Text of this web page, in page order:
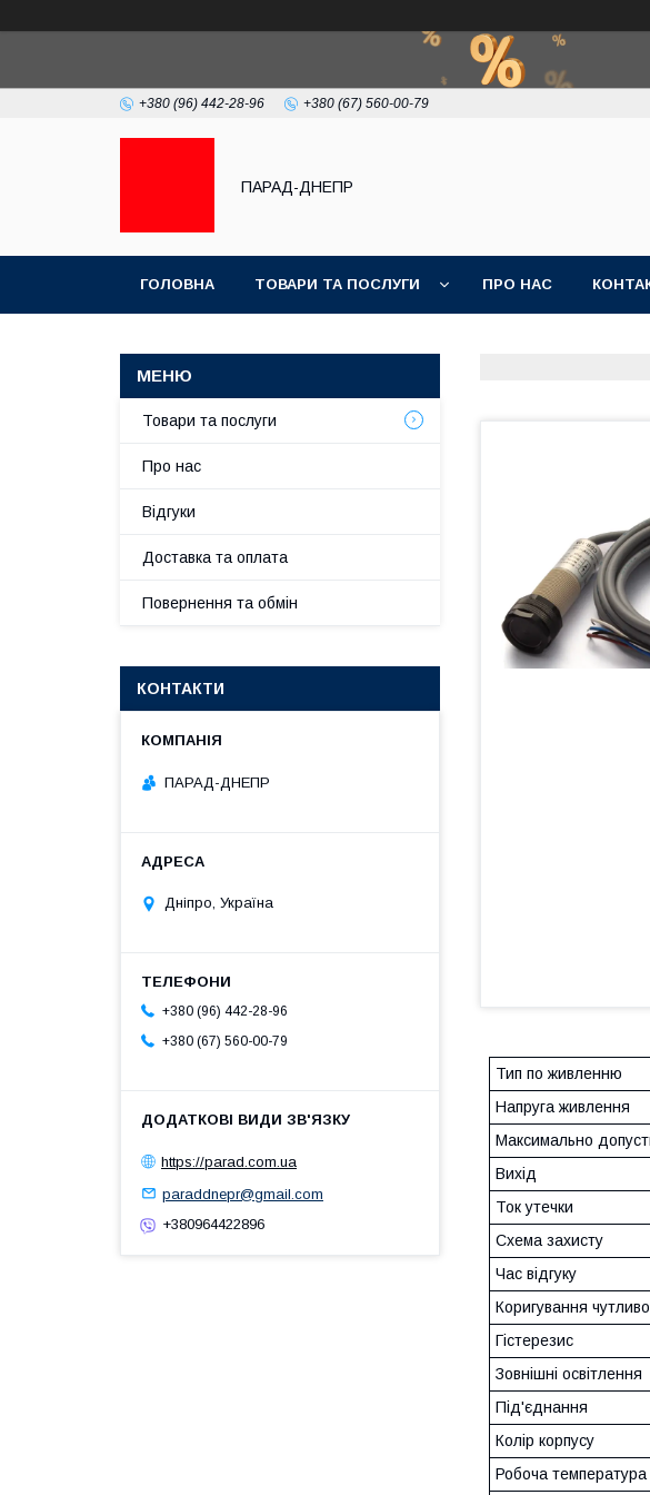
+380 (96) 442-28-96 +380 (67) 560-00-79
ПАРАД-ДНЕПР
ГОЛОВНА ТОВАРИ ТА ПОСЛУГИ ПРО НАС
Тип по живленню
Напруга живлення
Максимально
Вихід
Ток утечки
Схема захисту
Час відгуку
Коригування
Гістерезис
Зовнішні освітлення
Під'єднання
Колір корпусу
Робоча температура
Товари та послуги
Про нас
Відгуки
Доставка та оплата
Повернення та обмін
КОНТАКТИ
ПАРАД-ДНЕПР
Дніпро, Україна
+380 (96) 442-28-96
+380 (67) 560-00-79
https://parad.com.ua
paraddnepr@gmail.com
+380964422896